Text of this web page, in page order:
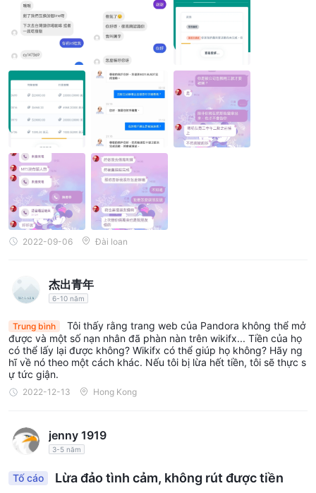
2022-09-06 Đài loan
杰出青年
6-10 năm
Trung bình
Tôi thấy rằng trang web của Pandora không thể mở
được và một số nạn nhân đã phàn nàn trên wikifx... Tiền của họ
có thể lấy lại được không? Wikifx có thể giúp họ không? Hãy ng
hĩ về nó theo một cách khác. Nếu tôi bị lừa hết tiền, tôi sẽ thực s
ự tức giận.
2022-12-13 Hong Kong
jenny 1919
3-5 năm
Tố cáo Lừa đảo tình cảm, không rút được tiền